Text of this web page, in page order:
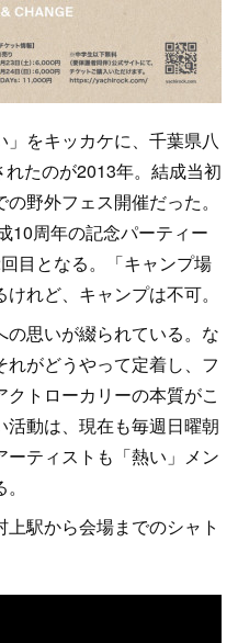
」をキッカケに、千葉県八
たのが2013年。結成当初
野外フェス開催だった。
10周年の記念パーティー
目となる。「キャンプ場
れど、キャンプは不可。
思いが綴られている。な
がどうやって定着し、フ
トローカリーの本質がこ
活動は、現在も毎週日曜朝
ティストも「熱い」メン
駅から会場までのシャト